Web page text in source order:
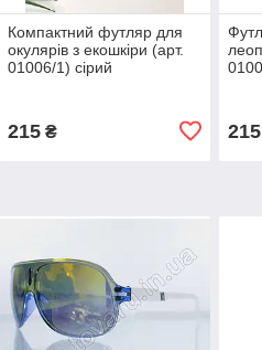
Компактний футляр для
окулярів з екошкіри (арт.
01006/1) сірий
215₴ 215